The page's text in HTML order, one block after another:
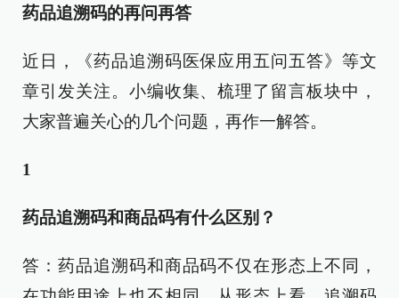
药品追溯码的再问再答
近日，《药品追溯码医保应用五问五答》等文
章引发关注。小编收集、梳理了留言板块中，
大家普遍关心的几个问题，再作一解答。
1
药品追溯码和商品码有什么区别？
答：药品追溯码和商品码不仅在形态上不同，